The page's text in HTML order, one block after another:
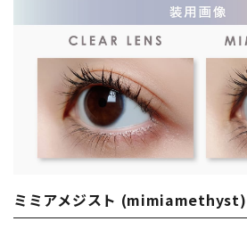
ミミアメジスト (mimiamethyst)